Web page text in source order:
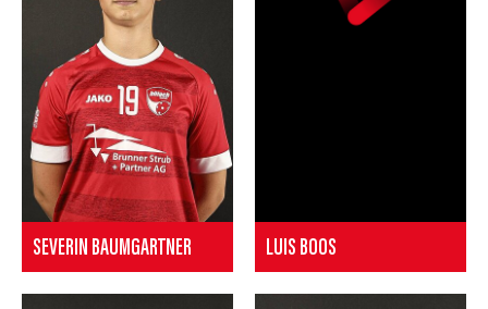
SEVERIN BAUMGARTNER LUIS BOOS